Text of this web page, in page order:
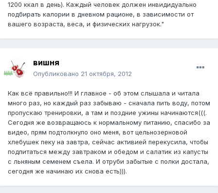
1200 ккал в день). Каждый человек должен инвидидуально
подбирать калории в дневном рационе, в зависимости от
вашего возраста, веса, и физических нагрузок."
вишня
Опубликовано 21 октября, 2012
Как всё правильно!!! И главное - об этом слышала и читала
много раз, но каждый раз забываю - сначала пить воду, потом
пропускаю тренировки, а там и поздние ужины начинаются(((.
Сегодня же возвращаюсь к нормальному питанию, спасибо за
видео, прям подтолкнуло оно меня, вот цельнозерновой
хлебушек пеку на завтра, сейчас активией перекусила, чтобы
подпитаться между завтраком и обедом и салатик из капусты
с льняным семенем съела. И отруби забытые с полки достала,
сегодня же начинаю их снова есть))).